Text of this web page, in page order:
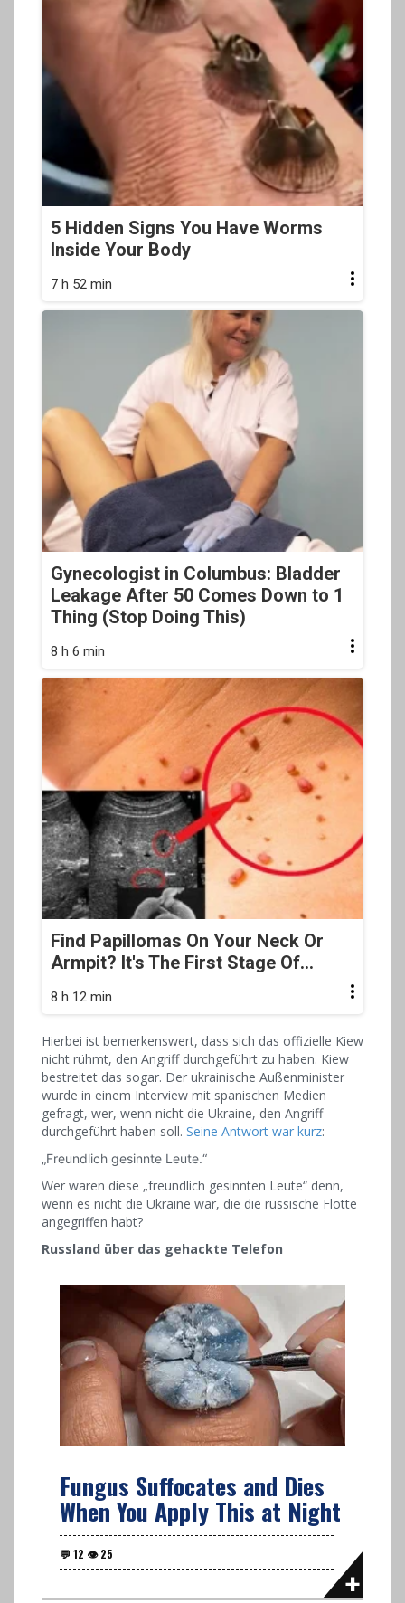
5 Hidden Signs You Have Worms
Inside Your Body
7 h 52 min
Gynecologist in Columbus: Bladder
Leakage After 50 Comes Down to 1
Thing (Stop Doing This)
8 h 6 min
Find Papillomas On Your Neck Or
Armpit? It's The First Stage Of...
8 h 12 min
Hierbei ist bemerkenswert, dass sich das offizielle Kiew
nicht rühmt, den Angriff durchgeführt zu haben. Kiew
bestreitet das sogar. Der ukrainische Außenminister
wurde in einem Interview mit spanischen Medien
gefragt, wer, wenn nicht die Ukraine, den Angriff
durchgeführt haben soll. Seine Antwort war kurz:
„Freundlich gesinnte Leute.“
Wer waren diese „freundlich gesinnten Leute“ denn,
wenn es nicht die Ukraine war, die die russische Flotte
angegriffen habt?
Russland über das gehackte Telefon
Fungus Suffocates and Dies
When You Apply This at Night